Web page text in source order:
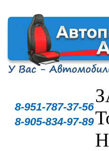
8-951-787-37-56
8-905-834-97-89